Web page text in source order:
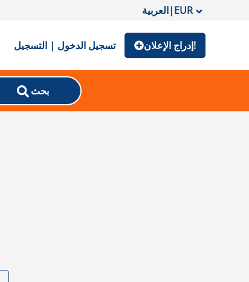
العربية|EUR
تسجيل الدخول | التسجيل إدراج الإعلان!
بحث